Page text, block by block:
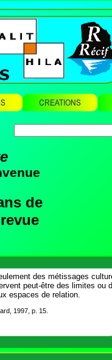
des métissages
peut-être des limites ou
espaces de relation.
1997, p. 15.
de